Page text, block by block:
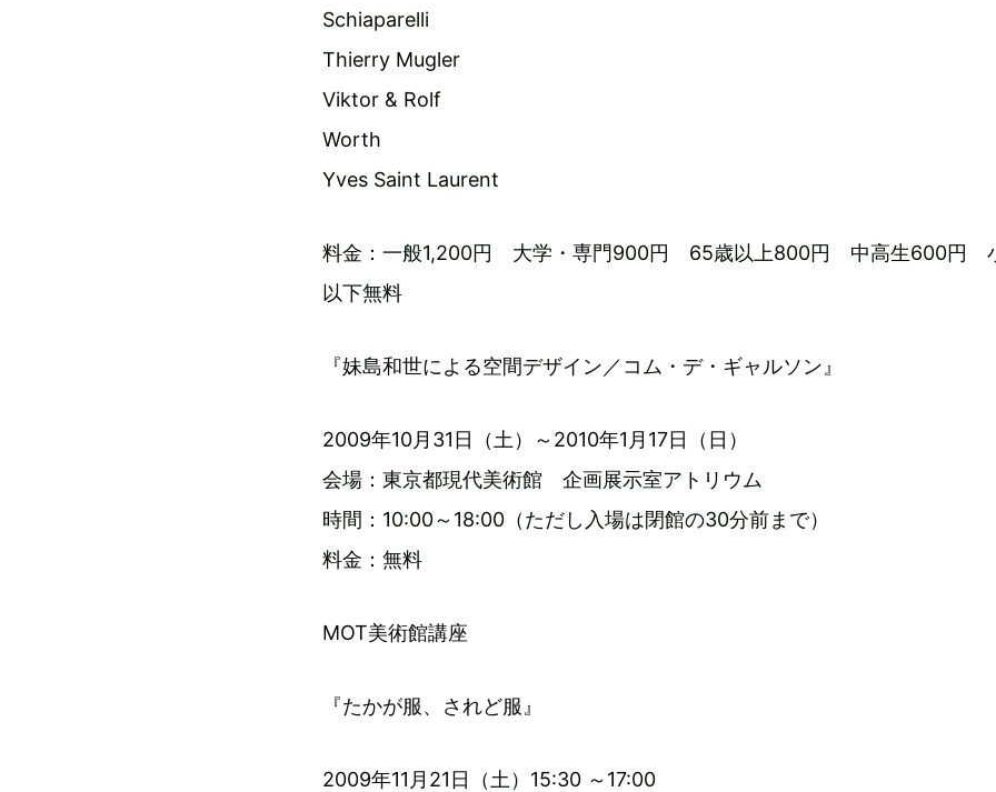
Schiaparelli
Thierry Mugler
Viktor & Rolf
Worth
Yves Saint Laurent
料金：一般1,200円 大学・専門900円 65歳以上800円 中高生600円
以下無料
『妹島和世による空間デザイン／コム・デ・ギャルソン』
2009年10月31日（土）～2010年1月17日（日）
会場：東京都現代美術館 企画展示室アトリウム
時間：10:00～18:00（ただし入場は閉館の30分前まで）
料金：無料
MOT美術館講座
『たかが服、されど服』
2009年11月21日（土）15:30 ～17:00